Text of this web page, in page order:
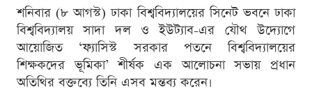
শনিবার (৮ আগস্ট) ঢাকা বিশ্ববিদ্যালয়ের সিনেট ভবনে ঢাকা
বিশ্ববিদ্যালয় সাদা দল ও ইউট্যাব-এর যৌথ উদ্যোগে
আয়োজিত ‘ফ্যাসিস্ট সরকার পতনে বিশ্ববিদ্যালয়ের
শিক্ষকদের ভূমিকা’ শীর্ষক এক আলোচনা সভায় প্রধান
অতিথির বক্তব্যে তিনি এসব মন্তব্য করেন।